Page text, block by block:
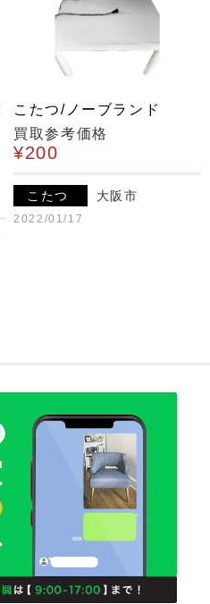
こたつ/ノーブランド
買取参考価格
¥200
こたつ 大阪市
2022/01/17